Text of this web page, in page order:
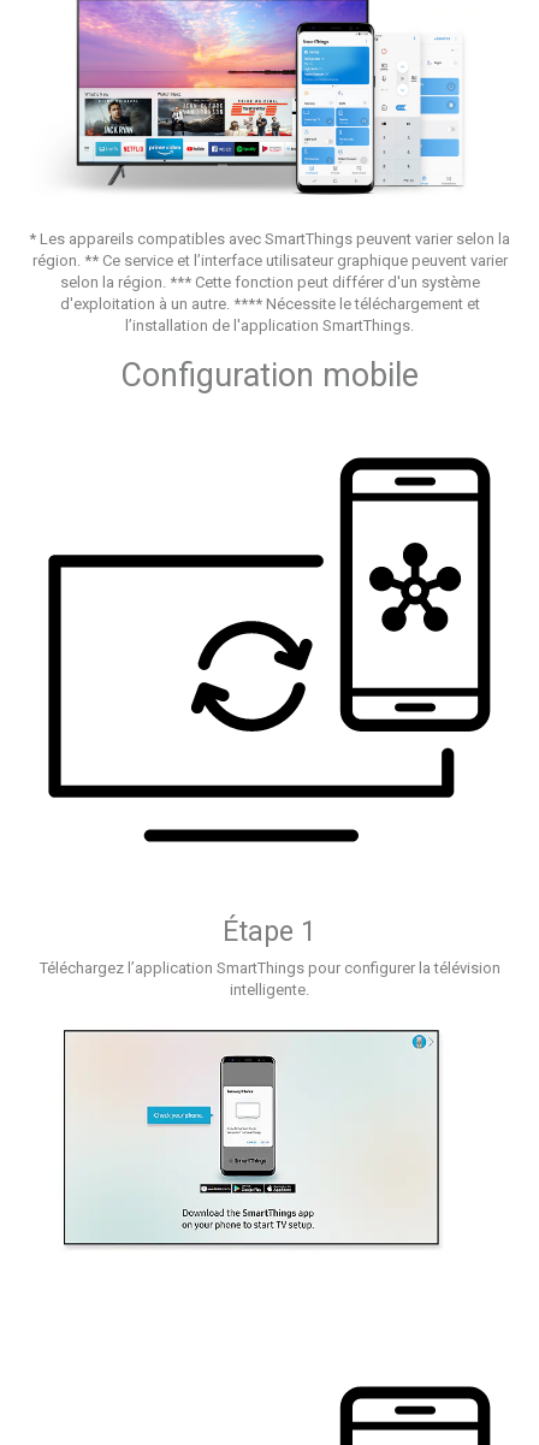
* Les appareils compatibles avec SmartThings peuvent varier selon la
région. ** Ce service et l’interface utilisateur graphique peuvent varier
selon la région. *** Cette fonction peut différer d'un système
d'exploitation à un autre. **** Nécessite le téléchargement et
l’installation de l'application SmartThings.
Configuration mobile
Étape 1
Téléchargez l’application SmartThings pour configurer la télévision
intelligente.